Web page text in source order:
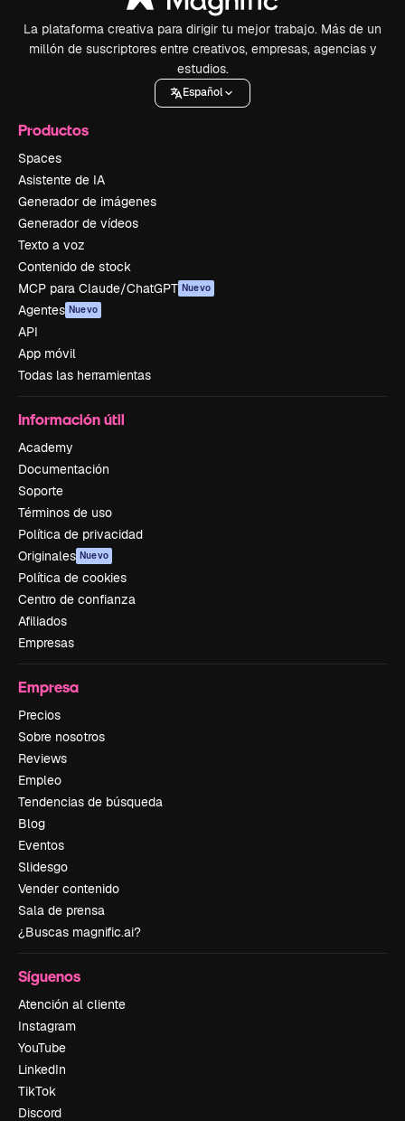
La plataforma creativa para dirigir tu mejor trabajo. Más de un
millón de suscriptores entre creativos, empresas, agencias y
estudios.
Español
Productos
Spaces
Asistente de IA
Generador de imágenes
Generador de vídeos
Texto a voz
Contenido de stock
MCP para Claude/ChatGPT Nuevo
Agentes Nuevo
API
App móvil
Todas las herramientas
Información útil
Academy
Documentación
Soporte
Términos de uso
Política de privacidad
Originales Nuevo
Política de cookies
Centro de confianza
Afiliados
Empresas
Empresa
Precios
Sobre nosotros
Reviews
Empleo
Tendencias de búsqueda
Blog
Eventos
Slidesgo
Vender contenido
Sala de prensa
¿Buscas magnific.ai?
Síguenos
Atención al cliente
Instagram
YouTube
LinkedIn
TikTok
Discord